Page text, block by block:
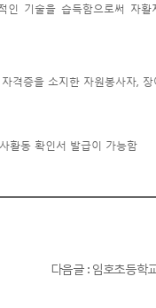
기술을 습득함으로써 자
격증을 소지한 자원봉사자,
활동 확인서 발급이 가능함
다음글 : 임호초등학